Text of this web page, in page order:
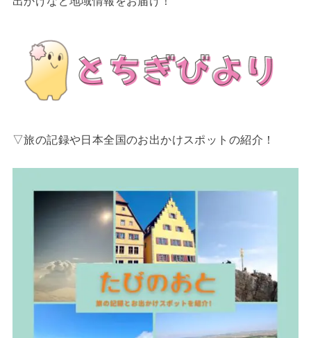
▽旅の記録や日本全国のお出かけスポットの紹介！